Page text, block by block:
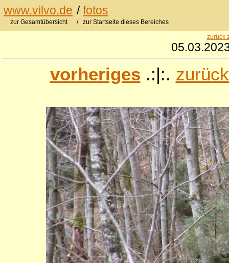
www.vilvo.de /fotos
zur Gesamtübersicht / zur Startseite dieses Bereiches
zurück
vorheriges .:|:.